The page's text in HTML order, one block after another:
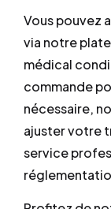
Vous pouvez
via notre
médical
commande
nécessaire,
ajuster votre
service